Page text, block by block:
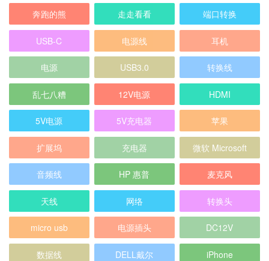
奔跑的熊 走走看看 端口转换
USB-C 电源线 耳机
电源 USB3.0 转换线
乱七八糟 12V电源 HDMI
5V电源 5V充电器 苹果
扩展坞 充电器 微软 Microsoft
音频线 HP 惠普 麦克风
天线 网络 转换头
micro usb 电源插头 DC12V
数据线 DELL戴尔 iPhone